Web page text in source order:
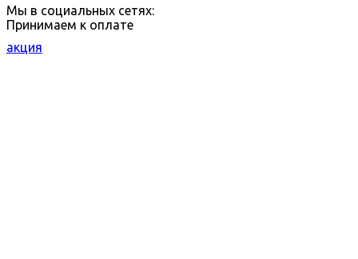
Мы в социальных сетях:
Принимаем к оплате
акция